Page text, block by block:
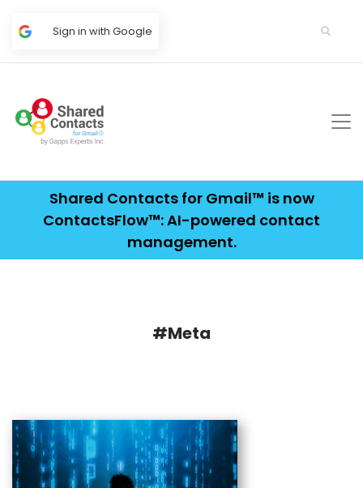
Sign in with Google
Shared Contacts for Gmail™ is now
ContactsFlow™: AI-powered contact
management.
#Meta